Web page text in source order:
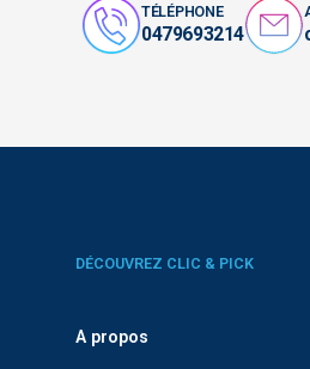
TÉLÉPHONE
0479693214
DÉCOUVREZ CLIC & PICK
A propos